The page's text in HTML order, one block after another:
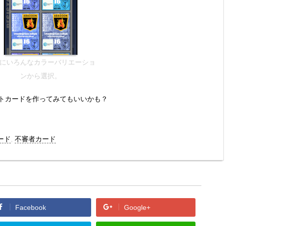
いろんなカラーバリエーショ
ンから選択。
カードを作ってみてもいいかも？
ド 不審者カード
Facebook Google+